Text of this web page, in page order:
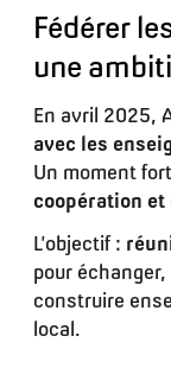
Fédérer
une
En avril 2025,
avec les
Un moment
coopération et
L’objectif :
pour
construire
local.